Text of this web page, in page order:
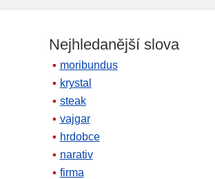
Nejhledanější slova
moribundus
krystal
steak
vajgar
hrdobce
narativ
firma